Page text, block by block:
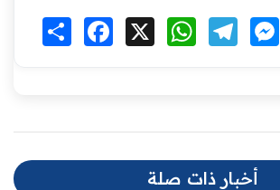
انشر Facebook WhatsApp
أخبار ذات صلة